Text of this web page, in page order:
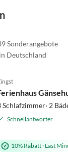
Sonderangebote
Deutschland
Schlafzimmer· 2
Schnellantworter
10% Rabatt· Last